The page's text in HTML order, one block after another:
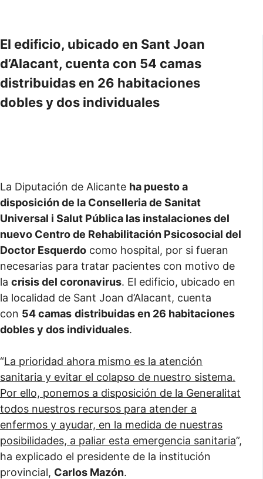
El edificio, ubicado en Sant Joan
d’Alacant, cuenta con 54 camas
distribuidas en 26 habitaciones
dobles y dos individuales
La Diputación de Alicante ha puesto a
disposición de la Conselleria de Sanitat
Universal i Salut Pública las instalaciones del
nuevo Centro de Rehabilitación Psicosocial del
Doctor Esquerdo como hospital, por si fueran
necesarias para tratar pacientes con motivo de
la crisis del coronavirus. El edificio, ubicado en
la localidad de Sant Joan d’Alacant, cuenta
con 54 camas distribuidas en 26 habitaciones
dobles y dos individuales.
“La prioridad ahora mismo es la atención
sanitaria y evitar el colapso de nuestro sistema.
Por ello, ponemos a disposición de la Generalitat
todos nuestros recursos para atender a
enfermos y ayudar, en la medida de nuestras
posibilidades, a paliar esta emergencia sanitaria”,
ha explicado el presidente de la institución
provincial, Carlos Mazón.